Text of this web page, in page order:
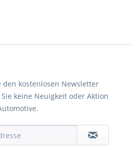
den kostenlosen Newsletter
keine Neuigkeit oder Aktion